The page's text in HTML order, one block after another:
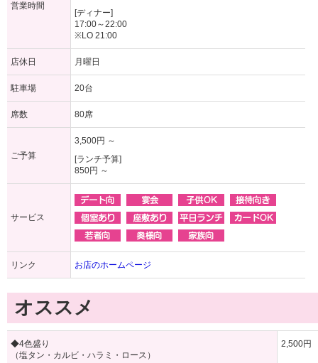
営業時間
[ディナー]
17:00～22:00
※LO 21:00
店休日 月曜日
駐車場 20台
席数 80席
ご予算
3,500円 ～
[ランチ予算]
850円 ～
サービス
リンク お店のホームページ
オススメ
◆4色盛り
（塩タン・カルビ・ハラミ・ロース）
2,500円